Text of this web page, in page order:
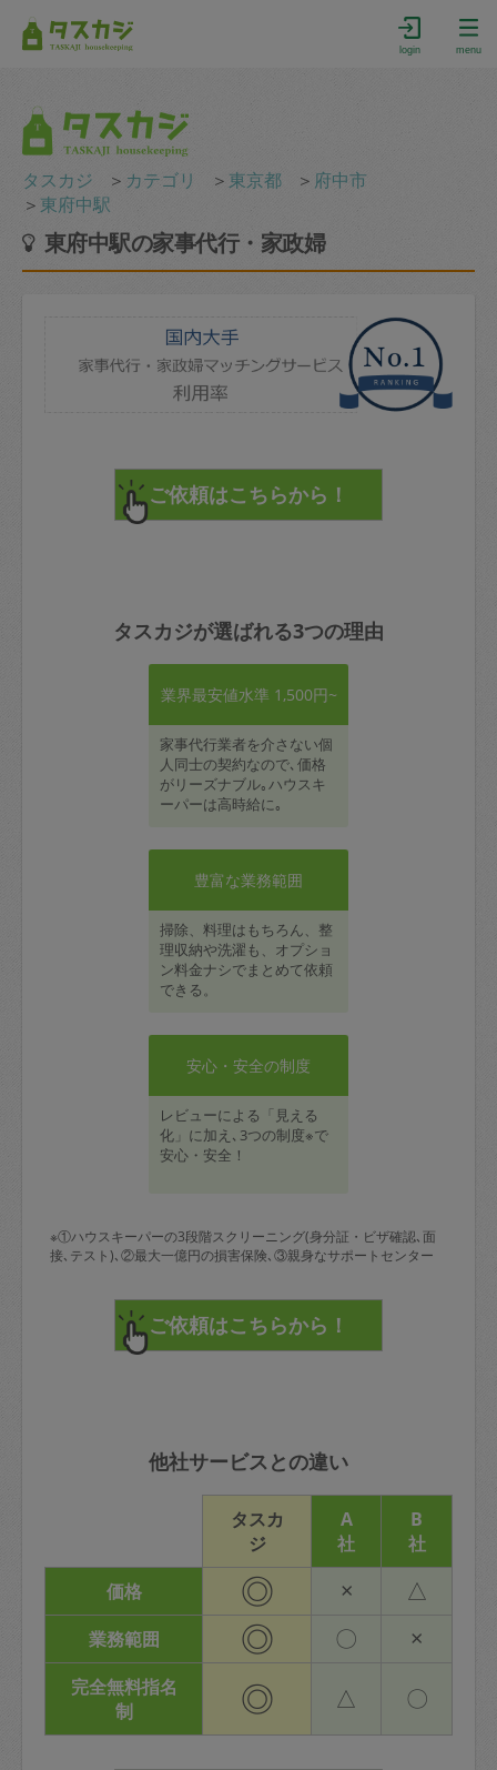
login menu
タスカジ ＞ カテゴリ ＞ 東京都 ＞ 府中市
＞ 東府中駅
東府中駅の家事代行・家政婦
タスカジが選ばれる3つの理由
業界最安値水準 1,500円~
家事代行業者を介さない個
人同士の契約なので､価格
がリーズナブル｡ハウスキ
ーパーは高時給に｡
豊富な業務範囲
掃除、料理はもちろん、整
理収納や洗濯も、オプショ
ン料金ナシでまとめて依頼
できる。
安心・安全の制度
レビューによる「見える
化」に加え､3つの制度※で
安心・安全！
※①ハウスキーパーの3段階スクリーニング(身分証・ビザ確認､面
接､テスト)､②最大一億円の損害保険､③親身なサポートセンター
他社サービスとの違い
タスカ
ジ
A
社
B
社
価格
◎ × △
業務範囲 ◎ 〇 ×
完全無料指名
制
◎ △ 〇